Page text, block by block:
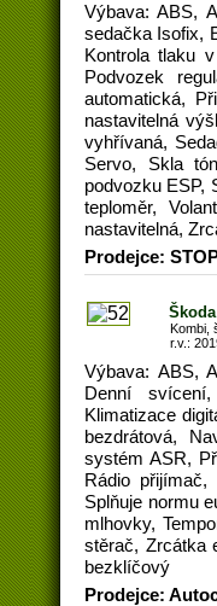
Výbava: ABS,
sedačka Isofix,
Kontrola tlaku
Podvozek
automatická,
nastavitelná
vyhřívaná,
Servo, Skla
podvozku ESP,
teploměr,
nastavitelná,
Prodejce:
Kombi,
r.v.:
Výbava: ABS,
Denní
Klimatizace
bezdrátová,
systém ASR,
Rádio
Splňuje normu
mlhovky,
stěrač, Zrcátka
bezklíčový
Prodejce: